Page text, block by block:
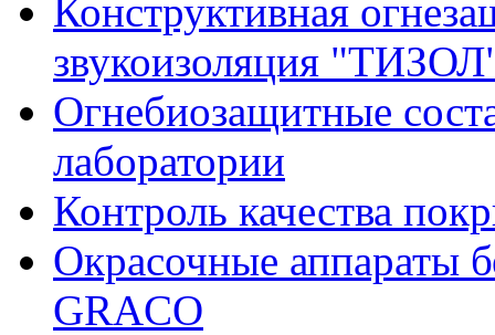
Конструктивная
звукоизоляция
Огнебиозащитные
лаборатории
Контроль качества
Окрасочные аппараты
GRACO